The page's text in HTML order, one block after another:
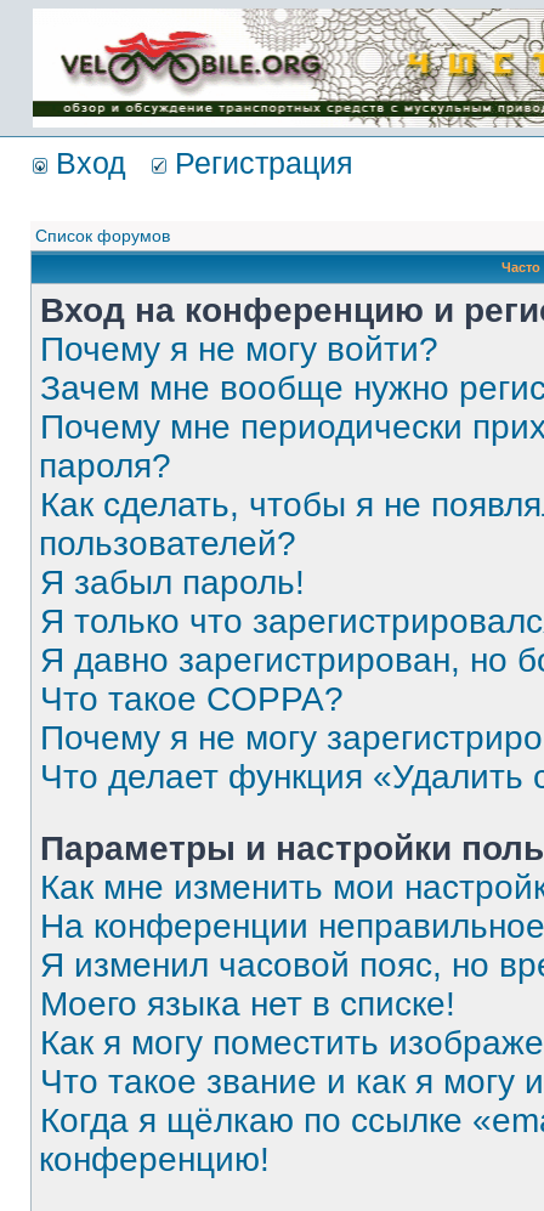
Имя пользователя:
Пароль:
{ LOG_ME_IN_SHORT
}
Вход Регистрация
Список форумов
Вход на конференцию и
Почему я не могу войти?
Зачем мне вообще нужно
Почему мне периодически
пароля?
Как сделать, чтобы я не
пользователей?
Я забыл пароль!
Я только что
Я давно зарегистрирован, но
Что такое COPPA?
Почему я не могу
Что делает функция
Параметры и настройки
Как мне изменить мои
На конференции
Я изменил часовой пояс, но
Моего языка нет в списке!
Как я могу поместить
Что такое звание и как я могу
Когда я щёлкаю по ссылке
конференцию!